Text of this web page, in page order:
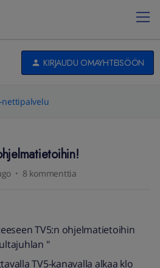
KIRJAUDU OMAYHTEISÖÖN
nettipalvelu
8 kommenttia
TV5:n ohjelmatietoihin
"
TV5-kanavalla alkaa klo